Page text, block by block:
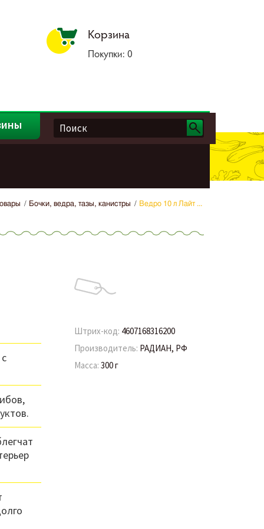
Корзина
Покупки:0
Бочки, ведра, тазы, канистры Ведро 10 л Лайт ...
Штрих-код: 4607168316200
Производитель: РАДИАН, РФ
Масса: 300 г